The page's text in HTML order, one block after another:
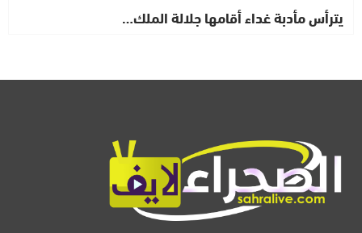
يترأس مأدبة غداء أقامها جلالة الملك…